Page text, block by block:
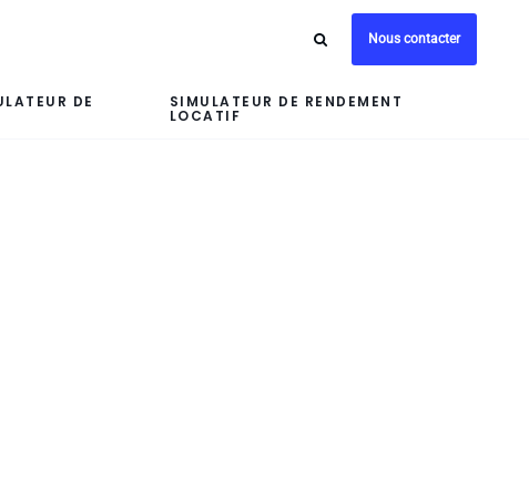
Nous contacter
DE SIMULATEUR DE RENDEMENT
LOCATIF